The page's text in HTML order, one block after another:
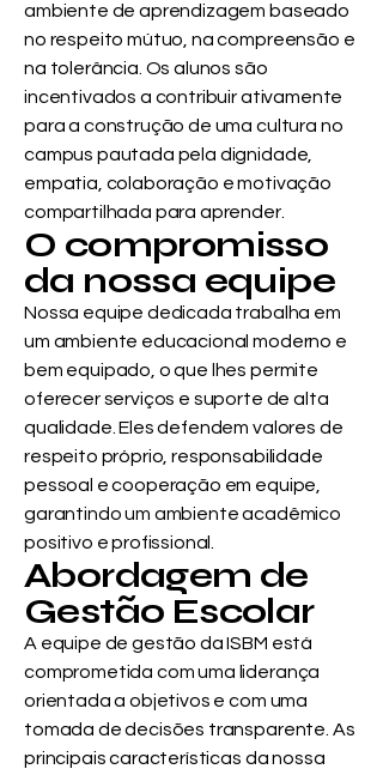
ambiente de aprendizagem baseado
no respeito mútuo, na compreensão e
na tolerância. Os alunos são
incentivados a contribuir ativamente
para a construção de uma cultura no
campus pautada pela dignidade,
empatia, colaboração e motivação
compartilhada para aprender.
O compromisso
da nossa equipe
Nossa equipe dedicada trabalha em
um ambiente educacional moderno e
bem equipado, o que lhes permite
oferecer serviços e suporte de alta
qualidade. Eles defendem valores de
respeito próprio, responsabilidade
pessoal e cooperação em equipe,
garantindo um ambiente acadêmico
positivo e profissional.
Abordagem de
Gestão Escolar
A equipe de gestão da ISBM está
comprometida com uma liderança
orientada a objetivos e com uma
tomada de decisões transparente. As
principais características da nossa